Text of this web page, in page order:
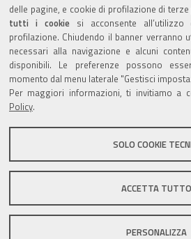
delle pagine, e cookie di profilazione di
tutti i cookiesi acconsente
profilazione. Chiudendo il banner verranno
necessari alla navigazione e alcuni
disponibili. Le preferenze possono
momento dal menu laterale "Gestisci
Per maggiori informazioni, ti invitiamo a
Policy.
SOLO COOKIE
ACCETTA TUTTO
PERSONALIZZA
Valuta
Sito istituzionale Comune di